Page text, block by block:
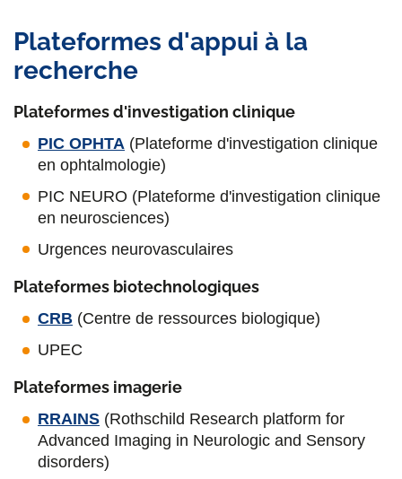
Plateformes d'appui à la
recherche
Plateformes d'investigation clinique
PIC OPHTA (Plateforme d'investigation clinique
en ophtalmologie)
PIC NEURO (Plateforme d'investigation clinique
en neurosciences)
Urgences neurovasculaires
Plateformes biotechnologiques
CRB (Centre de ressources biologique)
UPEC
Plateformes imagerie
RRAINS (Rothschild Research platform for
Advanced Imaging in Neurologic and Sensory
disorders)